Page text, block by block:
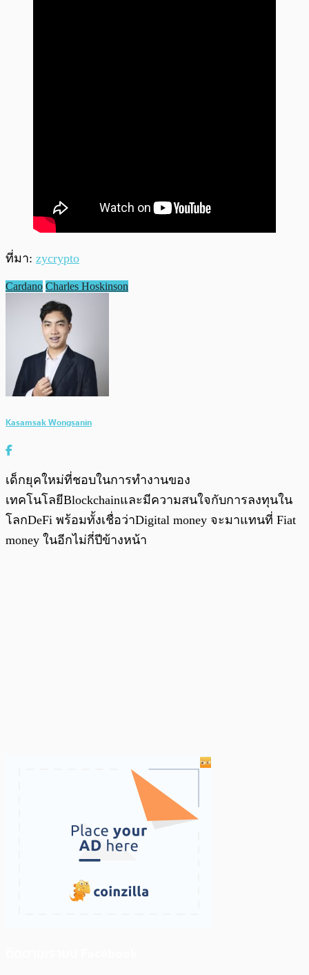
ที่มา: zycrypto
Cardano Charles Hoskinson
Kasamsak Wongsanin
เด็กยุคใหม่ที่ชอบในการทำงานของ
เทคโนโลยีBlockchainและมีความสนใจกับการลงทุนใน
โลกDeFi พร้อมทั้งเชื่อว่าDigital money จะมาแทนที่ Fiat
money ในอีกไม่กี่ปีข้างหน้า